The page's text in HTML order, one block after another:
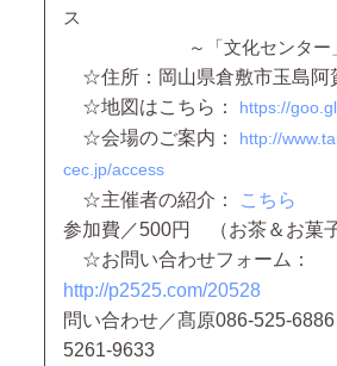
ス
～「文化センター」
☆住所：岡山県倉敷市玉島阿
☆地図はこちら：
https://
☆会場のご案内： http://
cec.jp/access
☆主催者の紹介：
こちら
参加費／500円 （お茶＆お菓子
☆お問い合わせフォーム：
http://p2525.com/20528
問い合わせ／髙原086-525-
5261-9633